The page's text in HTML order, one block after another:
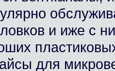
и иже с
для